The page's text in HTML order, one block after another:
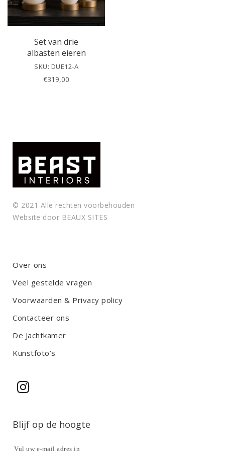
f
i
e
Set van drie
albasten eieren
SKU: DUE12-A
€319,00
© 2021 Alle rechten voorbehouden
Website door BEAUX SITES
Over ons
Veel gestelde vragen
Voorwaarden & Privacy policy
Contacteer ons
De Jachtkamer
Kunstfoto’s
Blijf op de hoogte
Vul uw e-mail adres in